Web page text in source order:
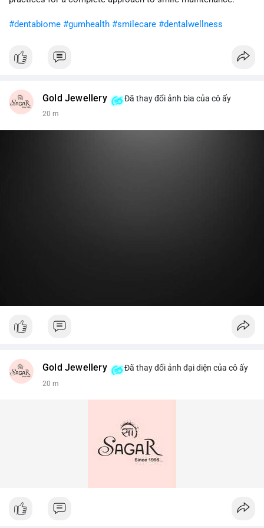
#dentabiome #gumhealth #smilecare #dentalwellness
Gold Jewellery Đã thay đổi ảnh bìa của cô ấy
20 m
Gold Jewellery Đã thay đổi ảnh đại diện của cô ấy
20 m